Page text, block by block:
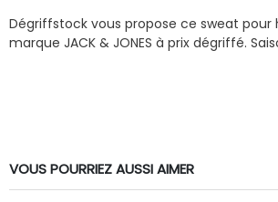
Dégriffstock vous propose ce sweat pour
marque JACK & JONES à prix dégriffé.
VOUS POURRIEZ AUSSI AIMER